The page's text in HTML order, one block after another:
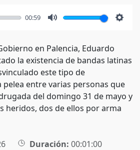
00:59
en Palencia, Eduardo
la existencia de bandas latinas
este tipo de
pelea entre varias personas que
del domingo 31 de mayo y
heridos, dos de ellos por arma
Duración: 00:01:00